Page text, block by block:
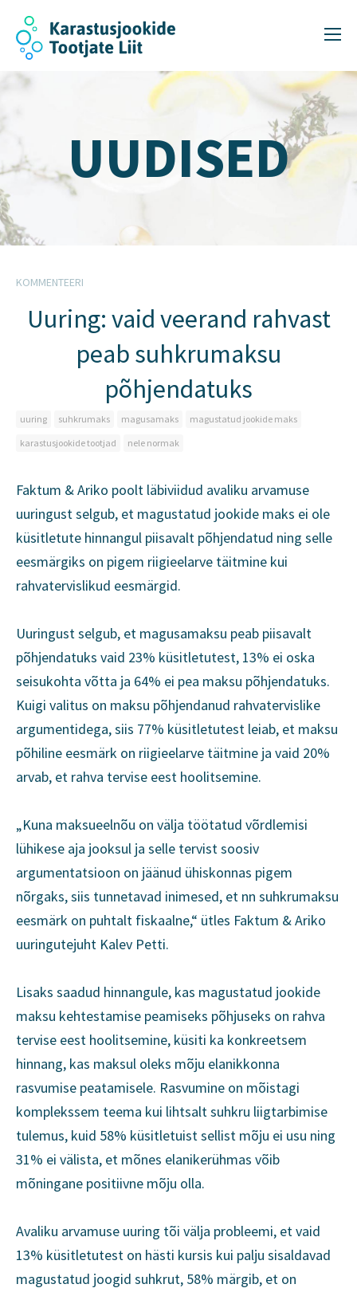
UUDISED
KOMMENTEERI
Uuring: vaid veerand rahvast
peab suhkrumaksu
põhjendatuks
uuring suhkrumaks magusamaks
magustatud jookide maks
karastusjookide tootjad
nele normak
Faktum & Ariko poolt läbiviidud avaliku arvamuse
uuringust selgub, et magustatud jookide maks ei ole
küsitletute hinnangul piisavalt põhjendatud ning selle
eesmärgiks on pigem riigieelarve täitmine kui
rahvatervislikud eesmärgid.
Uuringust selgub, et magusamaksu peab piisavalt
põhjendatuks vaid 23% küsitletutest, 13% ei oska
seisukohta võtta ja 64% ei pea maksu põhjendatuks.
Kuigi valitus on maksu põhjendanud rahvatervislike
argumentidega, siis 77% küsitletutest leiab, et maksu
põhiline eesmärk on riigieelarve täitmine ja vaid 20%
arvab, et rahva tervise eest hoolitsemine.
„Kuna maksueelnõu on välja töötatud võrdlemisi
lühikese aja jooksul ja selle tervist soosiv
argumentatsioon on jäänud ühiskonnas pigem
nõrgaks, siis tunnetavad inimesed, et nn suhkrumaksu
eesmärk on puhtalt fiskaalne,“ ütles Faktum & Ariko
uuringutejuht Kalev Petti.
Lisaks saadud hinnangule, kas magustatud jookide
maksu kehtestamise peamiseks põhjuseks on rahva
tervise eest hoolitsemine, küsiti ka konkreetsem
hinnang, kas maksul oleks mõju elanikkonna
rasvumise peatamisele. Rasvumine on mõistagi
komplekssem teema kui lihtsalt suhkru liigtarbimise
tulemus, kuid 58% küsitletuist sellist mõju ei usu ning
31% ei välista, et mõnes elanikerühmas võib
mõningane positiivne mõju olla.
Avaliku arvamuse uuring tõi välja probleemi, et vaid
13% küsitletutest on hästi kursis kui palju sisaldavad
magustatud joogid suhkrut, 58% märgib, et on